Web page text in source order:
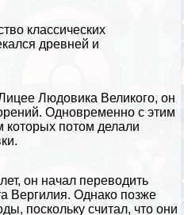
классических
древней и
Людовика Великого, он
Одновременно с этим
которых потом делали
он начал переводить
Вергилия. Однако позже
поскольку считал, что они